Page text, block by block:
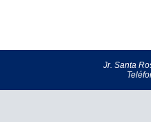
Jr. Santa